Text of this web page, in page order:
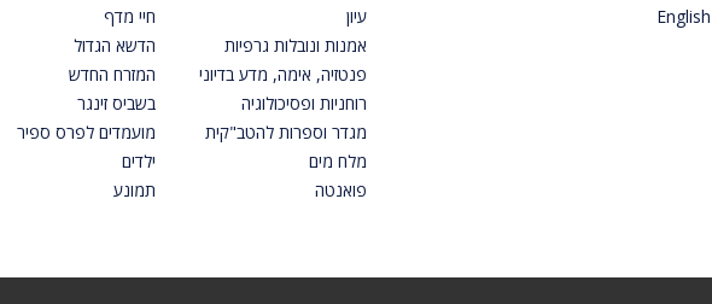
English
עיון
אמנות ונובלות גרפיות
פנטזיה, אימה, מדע בדיוני
רוחניות ופסיכולוגיה
מגדר וספרות להטב"קית
מלח מים
פואנטה
חיי מדף
הדשא הגדול
המזרח החדש
בשביס זינגר
מועמדים לפרס ספיר
ילדים
תמונע